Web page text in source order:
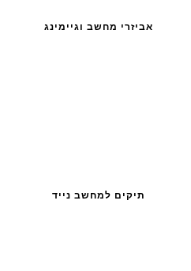
אביזרי מחשב וגיימינג
תיקים למחשב נייד